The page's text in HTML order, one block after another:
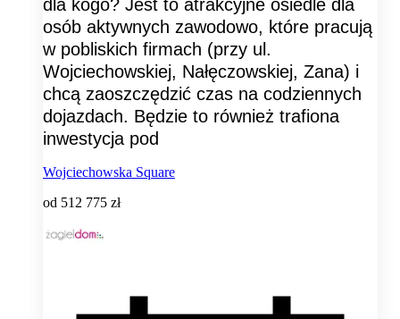
dla kogo? Jest to atrakcyjne osiedle dla
osób aktywnych zawodowo, które pracują
w pobliskich firmach (przy ul.
Wojciechowskiej, Nałęczowskiej, Zana) i
chcą zaoszczędzić czas na codziennych
dojazdach. Będzie to również trafiona
inwestycja pod
Wojciechowska Square
od 512 775 zł